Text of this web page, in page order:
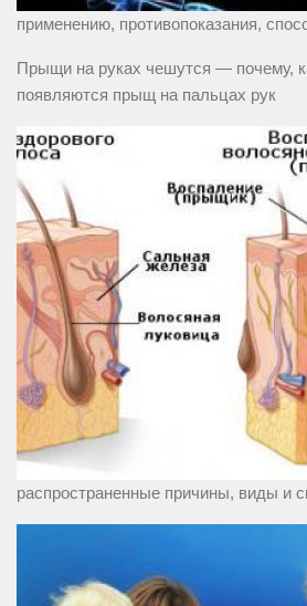
применению, противопоказания,
Прыщи на руках чешутся — почему,
появляются прыщ на пальцах рук
распространенные причины, виды и